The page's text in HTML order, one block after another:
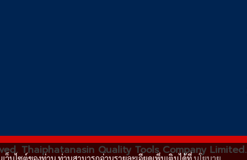
Thaiphatanasin Quality Tools Company Limited.